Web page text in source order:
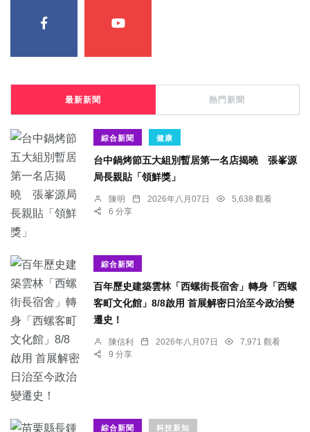
最新新聞 熱門新聞
綜合新聞 健康
台中鍋烤節五大組別暫居第一名店揭曉 張峯源
局長親貼「領鮮獎」
陳明 2026年八月07日
5,638 觀看
6 分享
綜合新聞
百年歷史建築雲林「西螺街長宿舍」轉身「西螺
客町文化館」8/8啟用 首展解密日治至今政治變
遷史！
陳信利 2026年八月07日
7,971 觀看
9 分享
綜合新聞 科技新知